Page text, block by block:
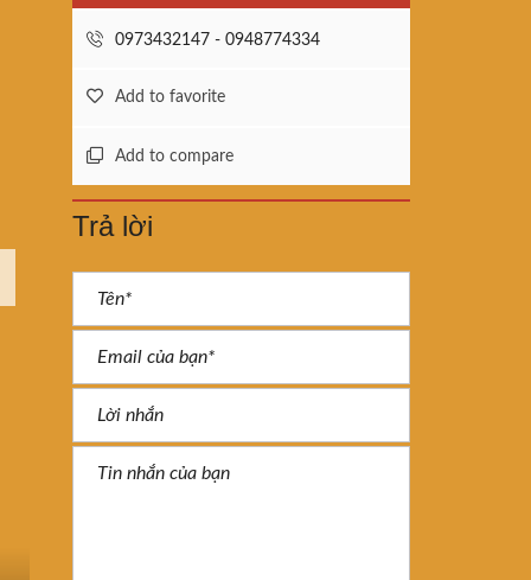
0973432147 - 0948774334
Add to favorite
Add to compare
Trả lời